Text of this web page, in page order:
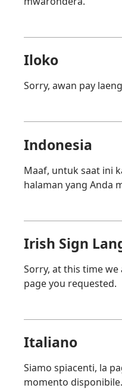
Iloko
Sorry, awan pay
Indonesia
Maaf, untuk saat ini
halaman yang Anda
Irish Sign
Sorry, at this time
page you requested.
Italiano
Siamo spiacenti, la
momento disponibile.